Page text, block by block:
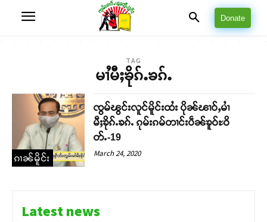
Donate
TAG
မၢႆမီႈၶိုၵ်ႉၶၵ်ႉ
ၵၢၼ်မိူင်း
ၸွမ်ၽွင်းလူင်မိူင်းထႆး ပိုၼ်ၽၢဝ်ႇမၢႆ
မီႈၶိုၵ်ႉၶၵ်ႉ ၵုမ်းၵမ်တၢင်းပဵၼ်ၶူဝ်ႊဝိ
တ်ႉ-19
March 24, 2020
Latest news